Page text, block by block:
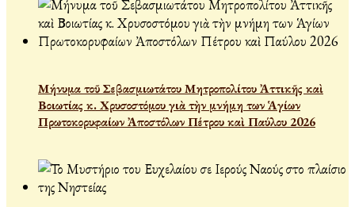
Μήνυμα τοῦ Σεβασμιωτάτου Μητροπολίτου Ἀττικῆς καὶ
Βοιωτίας κ. Χρυσοστόμου γιὰ τὴν μνήμη των Ἁγίων
Πρωτοκορυφαίων Ἀποστόλων Πέτρου καὶ Παύλου 2026